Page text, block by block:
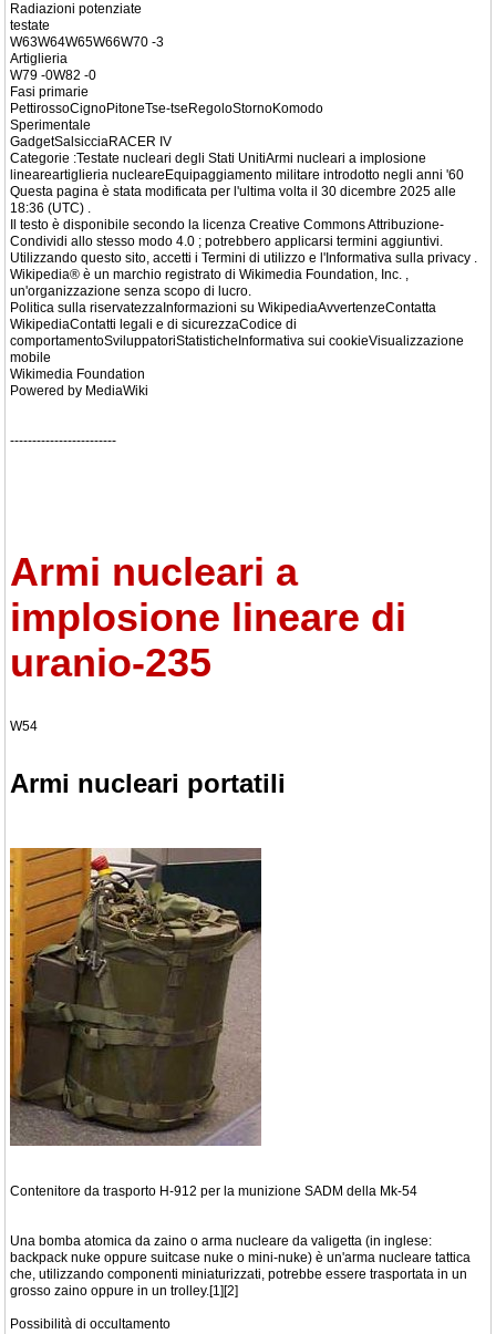
Radiazioni potenziate
testate
W63W64W65W66W70 -3
Artiglieria
W79 -0W82 -0
Fasi primarie
PettirossoCignoPitoneTse-tseRegoloStornoKomodo
Sperimentale
GadgetSalsicciaRACER IV
Categorie :Testate nucleari degli Stati UnitiArmi nucleari a implosione
lineareartiglieria nucleareEquipaggiamento militare introdotto negli anni '60
Questa pagina è stata modificata per l'ultima volta il 30 dicembre 2025 alle
18:36 (UTC) .
Il testo è disponibile secondo la licenza Creative Commons Attribuzione-
Condividi allo stesso modo 4.0 ; potrebbero applicarsi termini aggiuntivi.
Utilizzando questo sito, accetti i Termini di utilizzo e l'Informativa sulla privacy .
Wikipedia® è un marchio registrato di Wikimedia Foundation, Inc. ,
un'organizzazione senza scopo di lucro.
Politica sulla riservatezzaInformazioni su WikipediaAvvertenzeContatta
WikipediaContatti legali e di sicurezzaCodice di
comportamentoSviluppatoriStatisticheInformativa sui cookieVisualizzazione
mobile
Wikimedia Foundation
Powered by MediaWiki
------------------------
Armi nucleari a
implosione lineare di
uranio-235
W54
Armi nucleari portatili
Contenitore da trasporto H-912 per la munizione SADM della Mk-54
Una bomba atomica da zaino o arma nucleare da valigetta (in inglese:
backpack nuke oppure suitcase nuke o mini-nuke) è un'arma nucleare tattica
che, utilizzando componenti miniaturizzati, potrebbe essere trasportata in un
grosso zaino oppure in un trolley.[1][2]
Possibilità di occultamento